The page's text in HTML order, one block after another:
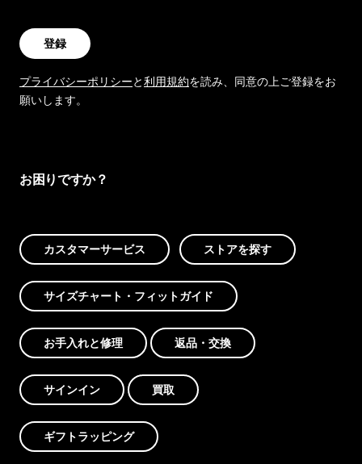
登録
プライバシーポリシーと利用規約を読み、同意の上ご登録をお
願いします。
お困りですか？
カスタマーサービス ストアを探す
サイズチャート・フィットガイド
お手入れと修理 返品・交換
サインイン 買取
ギフトラッピング